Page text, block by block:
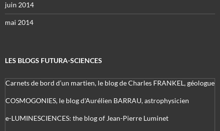
juin 2014
mai 2014
LES BLOGS FUTURA-SCIENCES
Carnets de bord d’un martien, le blog de Charles FRANKEL, géologue
COSMOGONIES, le blog d'Aurélien BARRAU, astrophysicien
e-LUMINESCIENCES: the blog of Jean-Pierre Luminet